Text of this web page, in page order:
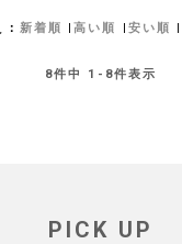
新着順 高い順 安い順
8件中 1 - 8件表示
PICK UP